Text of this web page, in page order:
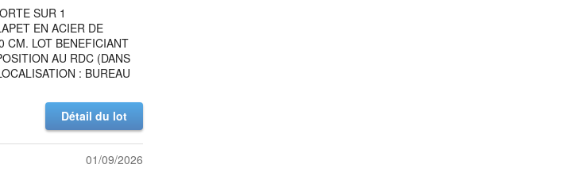
SUR 1
EN ACIER DE
CM. LOT BENEFICIANT
AU RDC (DANS
: BUREAU
Détail du lot
01/09/2026